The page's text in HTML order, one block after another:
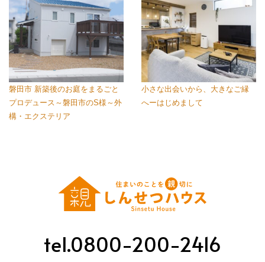
磐田市 新築後のお庭をまるごと
プロデュース～磐田市のS様～外
構・エクステリア
小さな出会いから、大きなご縁
へーはじめまして
tel.0800-200-2416